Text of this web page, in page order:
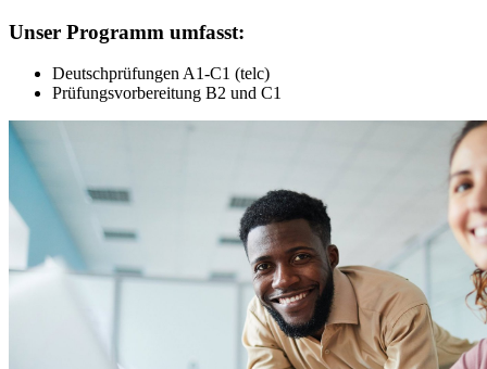
Unser Programm umfasst:
Deutschprüfungen A1-C1 (telc)
Prüfungsvorbereitung B2 und C1